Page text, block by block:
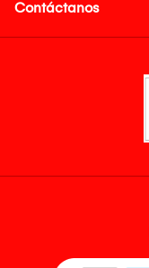
Contáctanos